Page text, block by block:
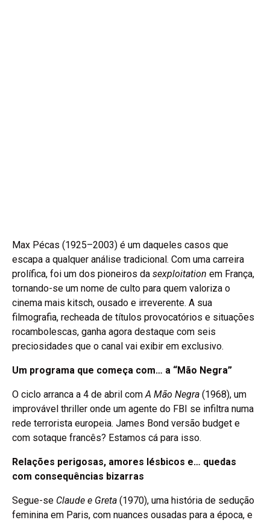
Max Pécas (1925–2003) é um daqueles casos que
escapa a qualquer análise tradicional. Com uma carreira
prolífica, foi um dos pioneiros da sexploitation em França,
tornando-se um nome de culto para quem valoriza o
cinema mais kitsch, ousado e irreverente. A sua
filmografia, recheada de títulos provocatórios e situações
rocambolescas, ganha agora destaque com seis
preciosidades que o canal vai exibir em exclusivo.
Um programa que começa com… a “Mão Negra”
O ciclo arranca a 4 de abril comA Mão Negra (1968), um
improvável thriller onde um agente do FBI se infiltra numa
rede terrorista europeia. James Bond versão budget e
com sotaque francês? Estamos cá para isso.
Relações perigosas, amores lésbicos e… quedas
com consequências bizarras
Segue-se Claude e Greta (1970), uma história de sedução
feminina em Paris, com nuances ousadas para a época, e